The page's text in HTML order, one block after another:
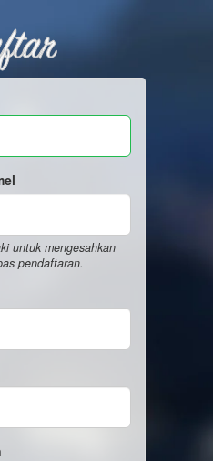
untuk mengesahkan
pendaftaran.